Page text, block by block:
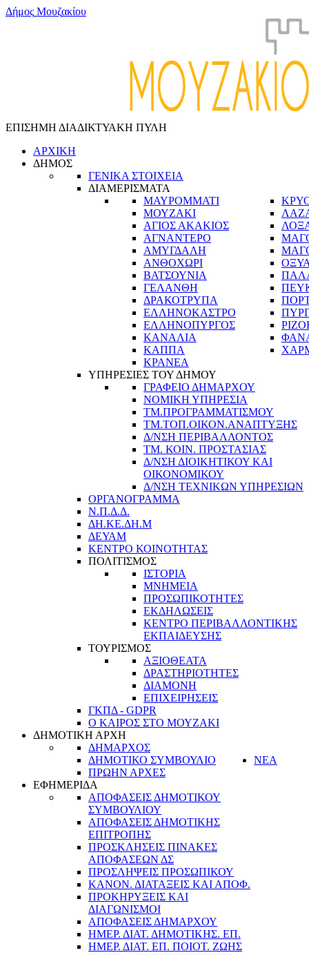
Δήμος Μουζακίου
ΕΠΙΣΗΜΗ ΔΙΑΔΙΚΤΥΑΚΗ ΠΥΛΗ
ΑΡΧΙΚΗ
ΔΗΜΟΣ
ΓΕΝΙΚΑ ΣΤΟΙΧΕΙΑ
ΔΙΑΜΕΡΙΣΜΑΤΑ
ΜΑΥΡΟΜΜΑΤΙ
ΜΟΥΖΑΚΙ
ΑΓΙΟΣ ΑΚΑΚΙΟΣ
ΑΓΝΑΝΤΕΡΟ
ΑΜΥΓΔΑΛΗ
ΑΝΘΟΧΩΡΙ
ΒΑΤΣΟΥΝΙΑ
ΓΕΛΑΝΘΗ
ΔΡΑΚΟΤΡΥΠΑ
ΕΛΛΗΝΟΚΑΣΤΡΟ
ΕΛΛΗΝΟΠΥΡΓΟΣ
ΚΑΝΑΛΙΑ
ΚΑΠΠΑ
ΚΡΑΝΕΑ
ΥΠΗΡΕΣΙΕΣ ΤΟΥ ΔΗΜΟΥ
ΓΡΑΦΕΙΟ ΔΗΜΑΡΧΟΥ
ΝΟΜΙΚΗ ΥΠΗΡΕΣΙΑ
ΤΜ.ΠΡΟΓΡΑΜΜΑΤΙΣΜΟΥ
ΤΜ.ΤΟΠ.ΟΙΚΟΝ.ΑΝΑΠΤΥΞΗΣ
Δ/ΝΣΗ ΠΕΡΙΒΑΛΛΟΝΤΟΣ
ΤΜ. ΚΟΙΝ. ΠΡΟΣΤΑΣΙΑΣ
Δ/ΝΣΗ ΔΙΟΙΚΗΤΙΚΟΥ ΚΑΙ
ΟΙΚΟΝΟΜΙΚΟΥ
Δ/ΝΣΗ ΤΕΧΝΙΚΩΝ ΥΠΗΡΕΣΙΩΝ
ΟΡΓΑΝΟΓΡΑΜΜΑ
Ν.Π.Δ.Δ.
ΔΗ.ΚΕ.ΔΗ.Μ
ΔΕΥΑΜ
ΚΕΝΤΡΟ ΚΟΙΝΟΤΗΤΑΣ
ΠΟΛΙΤΙΣΜΟΣ
ΙΣΤΟΡΙΑ
ΜΝΗΜΕΙΑ
ΠΡΟΣΩΠΙΚΟΤΗΤΕΣ
ΕΚΔΗΛΩΣΕΙΣ
ΚΕΝΤΡΟ ΠΕΡΙΒΑΛΛΟΝΤΙΚΗΣ
ΕΚΠΑΙΔΕΥΣΗΣ
ΤΟΥΡΙΣΜΟΣ
ΑΞΙΟΘΕΑΤΑ
ΔΡΑΣΤΗΡΙΟΤΗΤΕΣ
ΔΙΑΜΟΝΗ
ΕΠΙΧΕΙΡΗΣΕΙΣ
ΓΚΠΔ - GDPR
Ο ΚΑΙΡΟΣ ΣΤΟ ΜΟΥΖΑΚΙ
ΔΗΜΟΤΙΚΗ ΑΡΧΗ
ΔΗΜΑΡΧΟΣ
ΔΗΜΟΤΙΚΟ ΣΥΜΒΟΥΛΙΟ
ΠΡΩΗΝ ΑΡΧΕΣ
ΝΕΑ
ΕΦΗΜΕΡΙΔΑ
ΑΠΟΦΑΣΕΙΣ ΔΗΜΟΤΙΚΟΥ
ΣΥΜΒΟΥΛΙΟΥ
ΑΠΟΦΑΣΕΙΣ ΔΗΜΟΤΙΚΗΣ
ΕΠΙΤΡΟΠΗΣ
ΠΡΟΣΚΛΗΣΕΙΣ ΠΙΝΑΚΕΣ
ΑΠΟΦΑΣΕΩΝ ΔΣ
ΠΡΟΣΛΗΨΕΙΣ ΠΡΟΣΩΠΙΚΟΥ
ΚΑΝΟΝ. ΔΙΑΤΑΞΕΙΣ ΚΑΙ ΑΠΟΦ.
ΠΡΟΚΗΡΥΞΕΙΣ ΚΑΙ
ΔΙΑΓΩΝΙΣΜΟΙ
ΑΠΟΦΑΣΕΙΣ ΔΗΜΑΡΧΟΥ
ΗΜΕΡ. ΔΙΑΤ. ΔΗΜΟΤΙΚΗΣ. ΕΠ.
ΗΜΕΡ. ΔΙΑΤ. ΕΠ. ΠΟΙOΤ. ΖΩΗΣ